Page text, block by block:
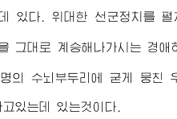
있다. 위대한 선군정치를
그대로 계승해나가시는 경애
의 수뇌부두리에 굳게 뭉친
있는데 있는것이다.